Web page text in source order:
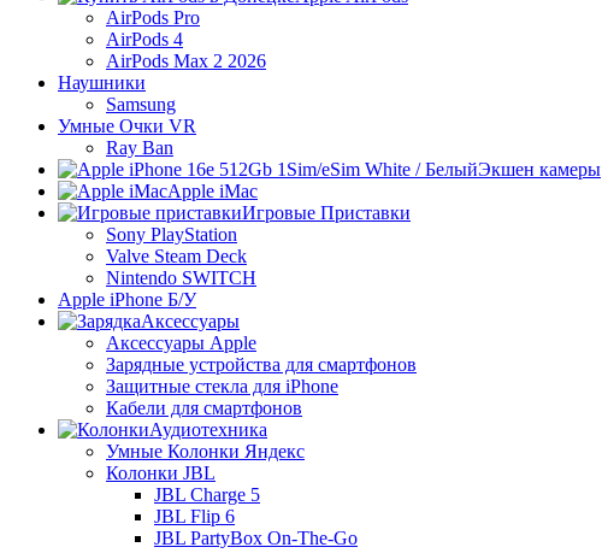
AirPods Pro
AirPods 4
AirPods Max 2 2026
Наушники
Samsung
Умные Очки VR
Ray Ban
Экшен камеры
Apple iMac
Игровые Приставки
Sony PlayStation
Valve Steam Deck
Nintendo SWITCH
Apple iPhone Б/У
Аксессуары
Аксессуары Apple
Зарядные устройства для смартфонов
Защитные стекла для iPhone
Кабели для смартфонов
Аудиотехника
Умные Колонки Яндекс
Колонки JBL
JBL Charge 5
JBL Flip 6
JBL PartyBox On-The-Go